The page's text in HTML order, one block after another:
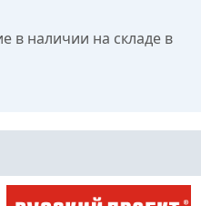
в наличии на складе в